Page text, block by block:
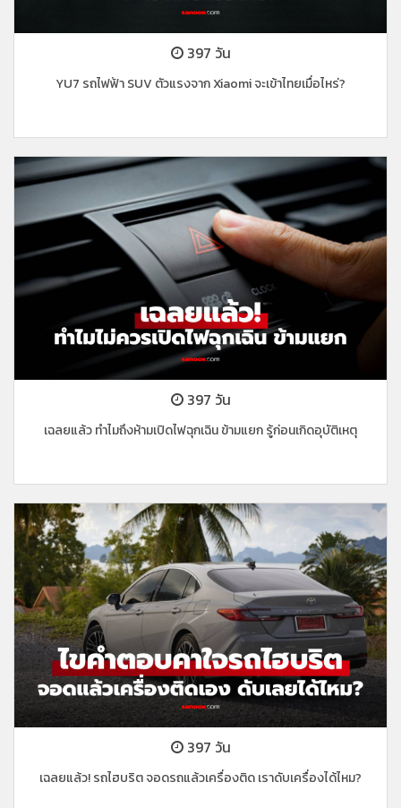
397 วัน
YU7 รถไฟฟ้า SUV ตัวแรงจาก Xiaomi จะเข้าไทยเมื่อไหร่?
397 วัน
เฉลยแล้ว ทำไมถึงห้ามเปิดไฟฉุกเฉิน ข้ามแยก รู้ก่อนเกิดอุบัติเหตุ
397 วัน
เฉลยแล้ว! รถไฮบริต จอดรถแล้วเครื่องติด เราดับเครื่องได้ไหม?